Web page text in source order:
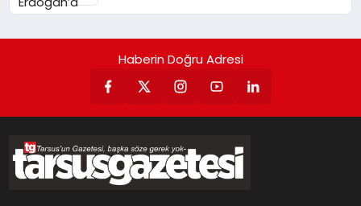
Haberin Doğru Adresi